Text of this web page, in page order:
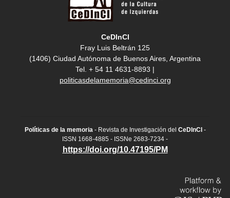
CeDInCI
Fray Luis Beltrán 125
(1406) Ciudad Autónoma de Buenos Aires, Argentina
Tel. + 54 11 4631-8893 |
politicasdelamemoria@cedinci.org
Políticas de la memoria- Revista de Investigación del CeDInCI -
ISSN 1668-4885 - ISSNe 2683-7234 -
https://doi.org/10.47195/PM